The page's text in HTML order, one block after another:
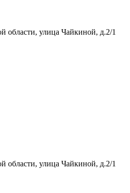
области, улица Чайкиной, д.2/1
области, улица Чайкиной, д.2/1